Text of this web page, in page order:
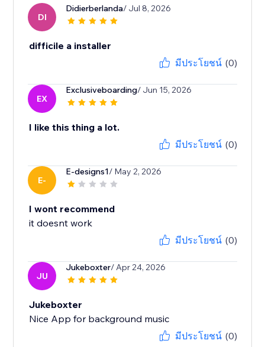
DI
Didierberlanda/ Jul 8, 2026
difficile a installer
มีประโยชน์ (0)
EX
Exclusiveboarding/ Jun 15, 2026
I like this thing a lot.
มีประโยชน์ (0)
E-
E-designs1/ May 2, 2026
I wont recommend
it doesnt work
มีประโยชน์ (0)
JU
Jukeboxter/ Apr 24, 2026
Jukeboxter
Nice App for background music
มีประโยชน์ (0)